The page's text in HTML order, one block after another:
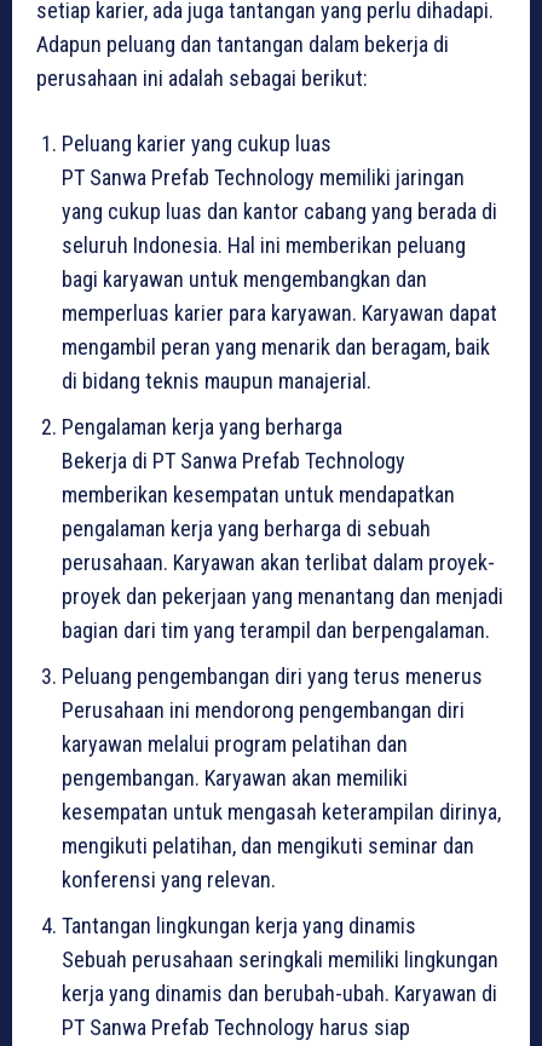
setiap karier, ada juga tantangan yang perlu dihadapi.
Adapun peluang dan tantangan dalam bekerja di
perusahaan ini adalah sebagai berikut:
Peluang karier yang cukup luas
PT Sanwa Prefab Technology memiliki jaringan
yang cukup luas dan kantor cabang yang berada di
seluruh Indonesia. Hal ini memberikan peluang
bagi karyawan untuk mengembangkan dan
memperluas karier para karyawan. Karyawan dapat
mengambil peran yang menarik dan beragam, baik
di bidang teknis maupun manajerial.
Pengalaman kerja yang berharga
Bekerja di PT Sanwa Prefab Technology
memberikan kesempatan untuk mendapatkan
pengalaman kerja yang berharga di sebuah
perusahaan. Karyawan akan terlibat dalam proyek-
proyek dan pekerjaan yang menantang dan menjadi
bagian dari tim yang terampil dan berpengalaman.
Peluang pengembangan diri yang terus menerus
Perusahaan ini mendorong pengembangan diri
karyawan melalui program pelatihan dan
pengembangan. Karyawan akan memiliki
kesempatan untuk mengasah keterampilan dirinya,
mengikuti pelatihan, dan mengikuti seminar dan
konferensi yang relevan.
Tantangan lingkungan kerja yang dinamis
Sebuah perusahaan seringkali memiliki lingkungan
kerja yang dinamis dan berubah-ubah. Karyawan di
PT Sanwa Prefab Technology harus siap